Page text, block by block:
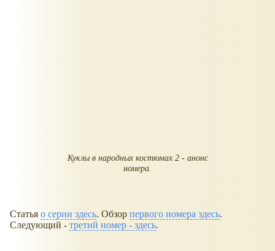
Куклы в народных костюмах 2 - анонс
номера.
Статья о серии здесь. Обзор первого номера здесь.
Следующий - третий номер - здесь.